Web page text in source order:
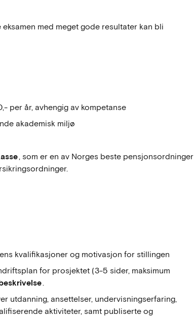
med meget gode resultater kan bli
per år, avhengig av kompetanse
akademisk miljø
, som er en av Norges beste pensjonsordninger
kvalifikasjoner og motivasjon for stillingen
for prosjektet (3-5 sider, maksimum
.
utdanning, ansettelser, undervisningserfaring,
aktiviteter, samt publiserte og